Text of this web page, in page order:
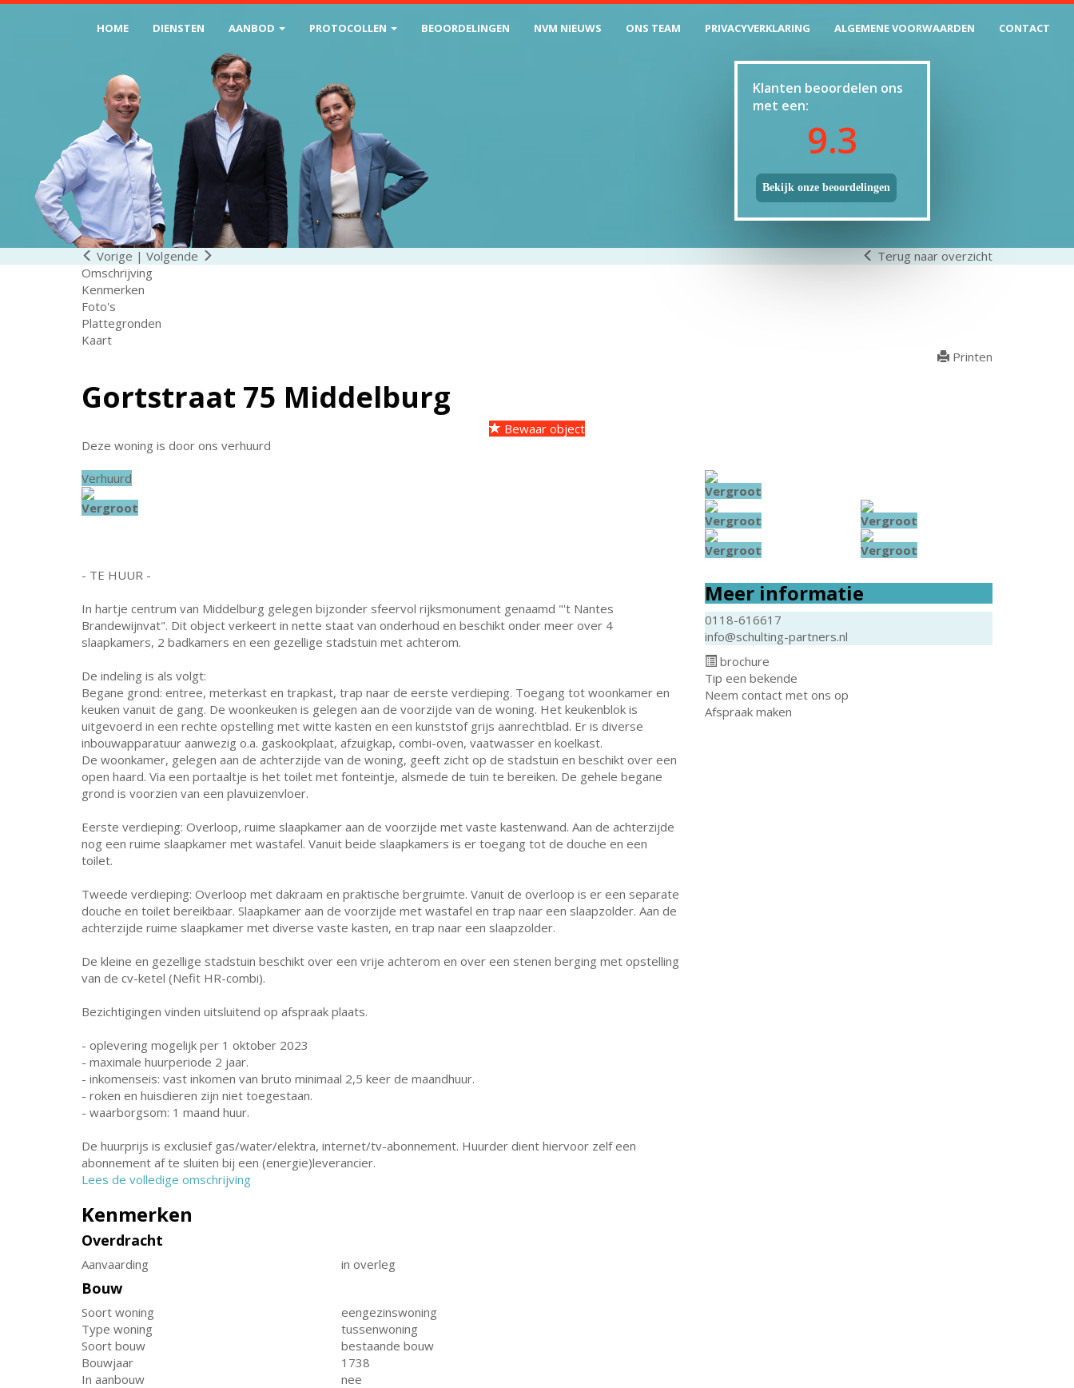
Klanten beoordelen ons
met een:
9.3
Bekijk onze beoordelingen
HOME DIENSTEN AANBOD PROTOCOLLEN BEOORDELINGEN NVM NIEUWS ONS TEAM PRIVACYVERKLARING ALGEMENE VOORWAARDEN CONTACT
Vorige | Volgende
Terug naar overzicht
Omschrijving
Kenmerken
Foto's
Plattegronden
Kaart
Printen
Gortstraat 75 Middelburg
Bewaar object
Deze woning is door ons verhuurd
Verhuurd
Vergroot
Vergroot
Vergroot
Vergroot
Vergroot
Vergroot
- TE HUUR -
In hartje centrum van Middelburg gelegen bijzonder sfeervol rijksmonument genaamd "'t Nantes
Brandewijnvat". Dit object verkeert in nette staat van onderhoud en beschikt onder meer over 4
slaapkamers, 2 badkamers en een gezellige stadstuin met achterom.
De indeling is als volgt:
Begane grond: entree, meterkast en trapkast, trap naar de eerste verdieping. Toegang tot woonkamer en
keuken vanuit de gang. De woonkeuken is gelegen aan de voorzijde van de woning. Het keukenblok is
uitgevoerd in een rechte opstelling met witte kasten en een kunststof grijs aanrechtblad. Er is diverse
inbouwapparatuur aanwezig o.a. gaskookplaat, afzuigkap, combi-oven, vaatwasser en koelkast.
De woonkamer, gelegen aan de achterzijde van de woning, geeft zicht op de stadstuin en beschikt over een
open haard. Via een portaaltje is het toilet met fonteintje, alsmede de tuin te bereiken. De gehele begane
grond is voorzien van een plavuizenvloer.
Eerste verdieping: Overloop, ruime slaapkamer aan de voorzijde met vaste kastenwand. Aan de achterzijde
nog een ruime slaapkamer met wastafel. Vanuit beide slaapkamers is er toegang tot de douche en een
toilet.
Tweede verdieping: Overloop met dakraam en praktische bergruimte. Vanuit de overloop is er een separate
douche en toilet bereikbaar. Slaapkamer aan de voorzijde met wastafel en trap naar een slaapzolder. Aan de
achterzijde ruime slaapkamer met diverse vaste kasten, en trap naar een slaapzolder.
De kleine en gezellige stadstuin beschikt over een vrije achterom en over een stenen berging met opstelling
van de cv-ketel (Nefit HR-combi).
Bezichtigingen vinden uitsluitend op afspraak plaats.
- oplevering mogelijk per 1 oktober 2023
- maximale huurperiode 2 jaar.
- inkomenseis: vast inkomen van bruto minimaal 2,5 keer de maandhuur.
- roken en huisdieren zijn niet toegestaan.
- waarborgsom: 1 maand huur.
De huurprijs is exclusief gas/water/elektra, internet/tv-abonnement. Huurder dient hiervoor zelf een
abonnement af te sluiten bij een (energie)leverancier.
Lees de volledige omschrijving
Kenmerken
Overdracht
Aanvaarding in overleg
Bouw
Soort woning
eengezinswoning
Type woning
tussenwoning
Soort bouw
bestaande bouw
Bouwjaar
1738
In aanbouw
nee
Meer informatie
0118-616617
info@schulting-partners.nl
brochure
Tip een bekende
Neem contact met ons op
Afspraak maken